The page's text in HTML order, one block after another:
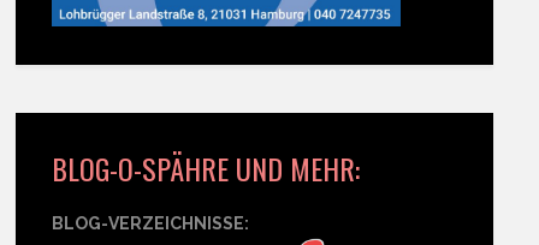
BLOG-O-SPÄHRE UND MEHR:
BLOG-VERZEICHNISSE: